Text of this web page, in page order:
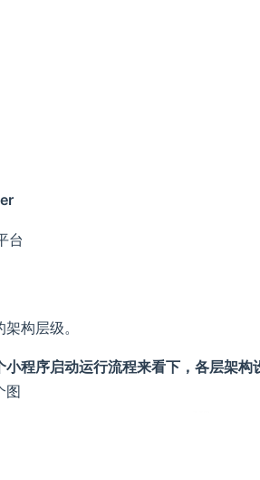
台
构层级。
小程序启动运行流程来看下，各层架构
图